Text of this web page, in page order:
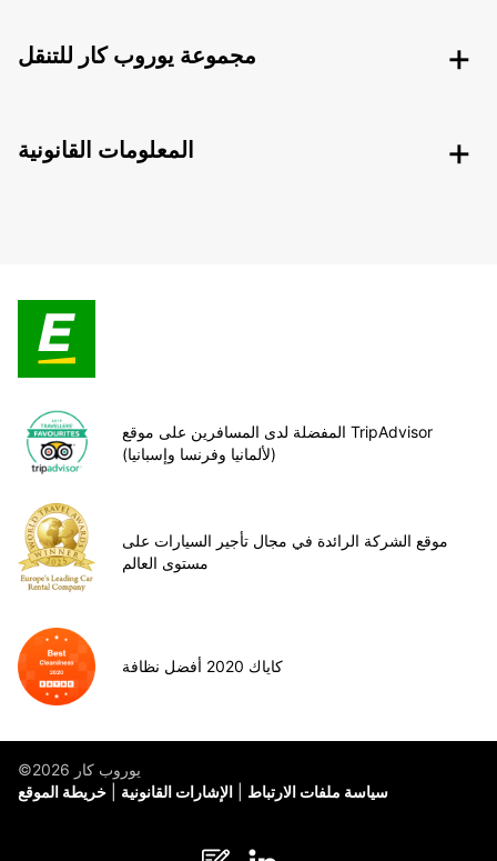
مجموعة يوروب كار للتنقل
المعلومات القانونية
المفضلة لدى المسافرين على موقع TripAdvisor
(لألمانيا وفرنسا وإسبانيا)
موقع الشركة الرائدة في مجال تأجير السيارات على
مستوى العالم
كاياك 2020 أفضل نظافة
©يوروب كار 2026
خريطة الموقع
الإشارات القانونية سياسة ملفات الارتباط